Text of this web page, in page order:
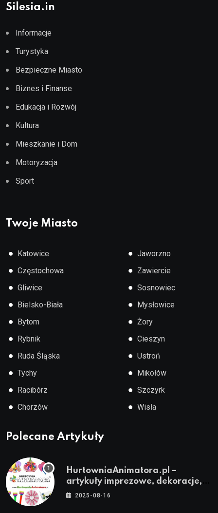
Silesia.in
Informacje
Turystyka
Bezpieczne Miasto
Biznes i Finanse
Edukacja i Rozwój
Kultura
Mieszkanie i Dom
Motoryzacja
Sport
Twoje Miasto
● Katowice
● Częstochowa
● Gliwice
● Bielsko-Biała
● Bytom
● Rybnik
● Ruda Śląska
● Tychy
● Racibórz
● Chorzów
● Jaworzno
● Zawiercie
● Sosnowiec
● Mysłowice
● Żory
● Cieszyn
● Ustroń
● Mikołów
● Szczyrk
● Wisła
Polecane Artykuły
HurtowniaAnimatora.pl –
artykuły imprezowe, dekoracje,
stroje i akcesoria dla animatorów
2025-08-16